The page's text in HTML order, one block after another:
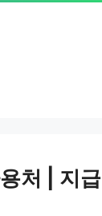
처 | 지급